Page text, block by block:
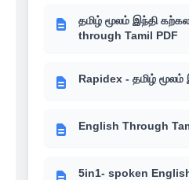
books இந்திய
தமிழ் மூலம் இந்தி
through Tamil PDF
Rapidex - தமிழ்
English Through
5in1- spoken